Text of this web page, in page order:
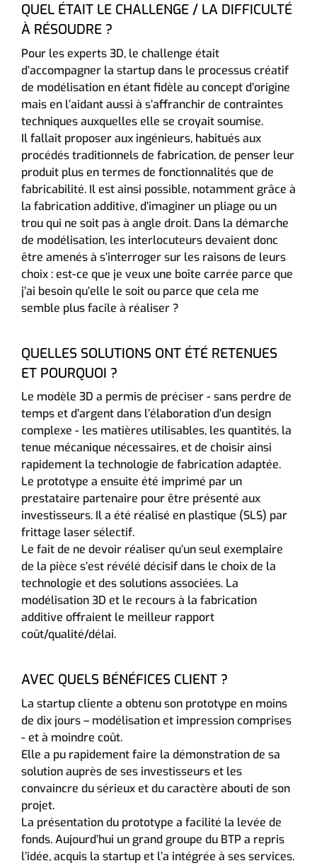
QUEL ÉTAIT LE CHALLENGE / LA DIFFICULTÉ
À RÉSOUDRE ?
Pour les experts 3D, le challenge était
d’accompagner la startup dans le processus créatif
de modélisation en étant fidèle au concept d’origine
mais en l’aidant aussi à s’affranchir de contraintes
techniques auxquelles elle se croyait soumise.
Il fallait proposer aux ingénieurs, habitués aux
procédés traditionnels de fabrication, de penser leur
produit plus en termes de fonctionnalités que de
fabricabilité. Il est ainsi possible, notamment grâce à
la fabrication additive, d’imaginer un pliage ou un
trou qui ne soit pas à angle droit. Dans la démarche
de modélisation, les interlocuteurs devaient donc
être amenés à s’interroger sur les raisons de leurs
choix : est-ce que je veux une boîte carrée parce que
j’ai besoin qu’elle le soit ou parce que cela me
semble plus facile à réaliser ?
QUELLES SOLUTIONS ONT ÉTÉ RETENUES
ET POURQUOI ?
Le modèle 3D a permis de préciser - sans perdre de
temps et d’argent dans l’élaboration d’un design
complexe - les matières utilisables, les quantités, la
tenue mécanique nécessaires, et de choisir ainsi
rapidement la technologie de fabrication adaptée.
Le prototype a ensuite été imprimé par un
prestataire partenaire pour être présenté aux
investisseurs. Il a été réalisé en plastique (SLS) par
frittage laser sélectif.
Le fait de ne devoir réaliser qu’un seul exemplaire
de la pièce s’est révélé décisif dans le choix de la
technologie et des solutions associées. La
modélisation 3D et le recours à la fabrication
additive offraient le meilleur rapport
coût/qualité/délai.
AVEC QUELS BÉNÉFICES CLIENT ?
La startup cliente a obtenu son prototype en moins
de dix jours – modélisation et impression comprises
- et à moindre coût.
Elle a pu rapidement faire la démonstration de sa
solution auprès de ses investisseurs et les
convaincre du sérieux et du caractère abouti de son
projet.
La présentation du prototype a facilité la levée de
fonds. Aujourd’hui un grand groupe du BTP a repris
l’idée, acquis la startup et l’a intégrée à ses services.